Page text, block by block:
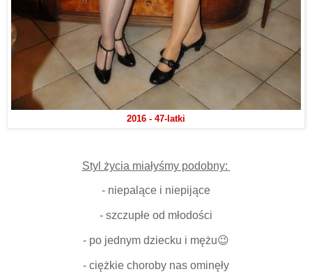
2016 - 47-latki
Styl życia miałyśmy podobny:
- niepalące i niepijące
- szczupłe od młodości
- po jednym dziecku i mężu😉
- ciężkie choroby nas ominęły